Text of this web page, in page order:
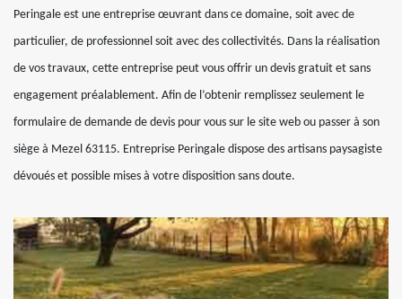
Peringale est une entreprise œuvrant dans ce domaine, soit avec de
particulier, de professionnel soit avec des collectivités. Dans la réalisation
de vos travaux, cette entreprise peut vous offrir un devis gratuit et sans
engagement préalablement. Afin de l’obtenir remplissez seulement le
formulaire de demande de devis pour vous sur le site web ou passer à son
siège à Mezel 63115. Entreprise Peringale dispose des artisans paysagiste
dévoués et possible mises à votre disposition sans doute.